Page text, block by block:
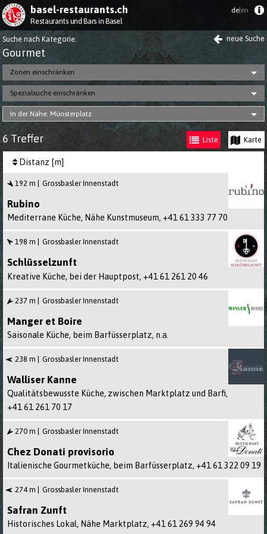
basel-restaurants.ch
Restaurants und Bars in Basel
de|en
Suche nach Kategorie: neue Suche
Gourmet
Zonen einschränken
Spezialsuche einschränken
In der Nähe: Münsterplatz
6 Treffer Liste Karte
Distanz [m]
Grossbasler Innenstadt
192 m
Rubino
Mediterrane Küche, Nähe Kunstmuseum, +41 61 333 77 70
Grossbasler Innenstadt
198 m
Schlüsselzunft
Kreative Küche, bei der Hauptpost, +41 61 261 20 46
Grossbasler Innenstadt
237 m
Manger et Boire
Saisonale Küche, beim Barfüsserplatz, n.a.
Grossbasler Innenstadt
238 m
Walliser Kanne
Qualitätsbewusste Küche, zwischen Marktplatz und Barfi,
+41 61 261 70 17
Grossbasler Innenstadt
270 m
Chez Donati provisorio
Italienische Gourmetküche, beim Barfüsserplatz, +41 61 322 09 19
Grossbasler Innenstadt
274 m
Safran Zunft
Historisches Lokal, Nähe Marktplatz, +41 61 269 94 94